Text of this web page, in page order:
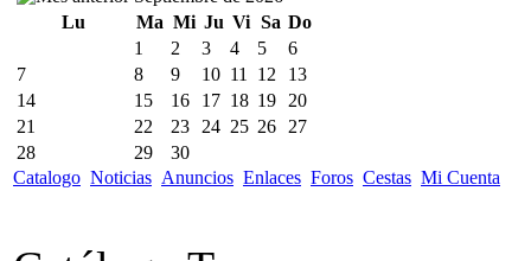
Lu
Ma Mi Ju Vi Sa Do
1
2 3 4 5
6
7
8 9 10 11 12
13
14
15 16 17 18 19
20
21
22 23 24 25 26
27
28
29
30
Catalogo Noticias Anuncios Enlaces Foros Cestas Mi Cuenta